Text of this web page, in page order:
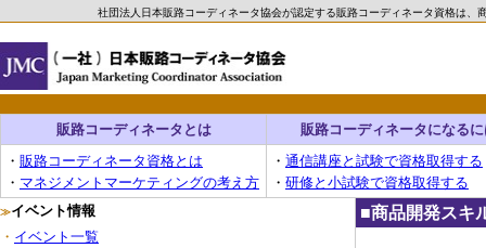
社団法人日本販路コーディネータ協会が認定する販路コーディネータ資格は
販路コーディネータとは
販路コーディネータになる
・ 販路コーディネータ資格とは
・ マネジメントマーケティングの考え方
・ 通信講座と試験で資格取得する
・ 研修と小試験で資格取得する
≫イベント情報
・ イベント一覧
■商品開発スキ